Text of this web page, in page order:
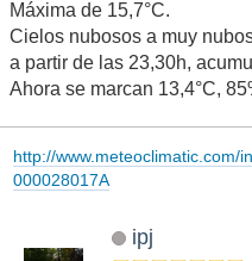
Máxima de 15,7°C.
Cielos nubosos a muy
a partir de las 23,30h,
Ahora se marcan 13,4°C,
http://www.meteoclimatic.com/
000028017A
ipj